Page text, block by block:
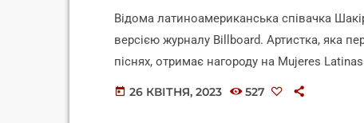
Відома латиноамериканська співачка
версією журналу Billboard. Артистка, яка
піснях, отримає нагороду на Mujeres
на якому відзначать творчість і внесок
today 26 КВІТНЯ, 2023 527